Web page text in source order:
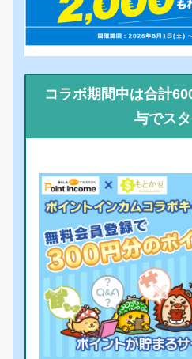
コラボ期間中は合計
与でス